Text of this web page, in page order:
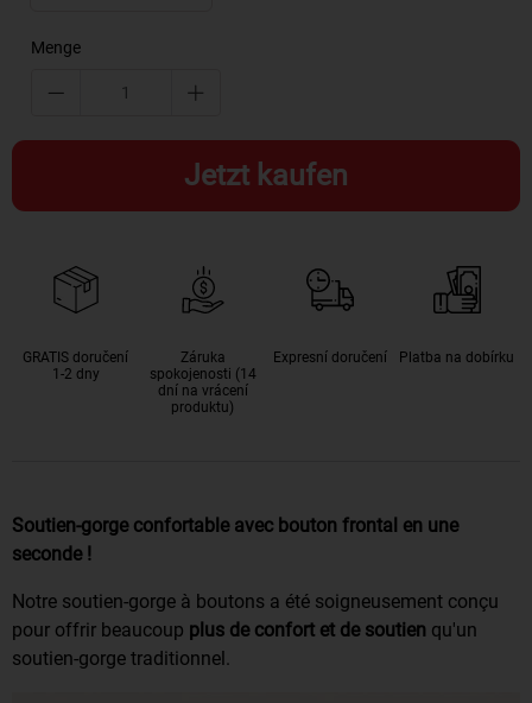
Menge
Jetzt kaufen
GRATIS doručení
1-2 dny
Záruka
spokojenosti (14
dní na vrácení
produktu)
Expresní doručení Platba na dobírku
Soutien-gorge confortable avec bouton frontal en une
seconde !
Notre soutien-gorge à boutons a été soigneusement conçu
pour offrir beaucoup plus de confort et de soutien qu'un
soutien-gorge traditionnel.